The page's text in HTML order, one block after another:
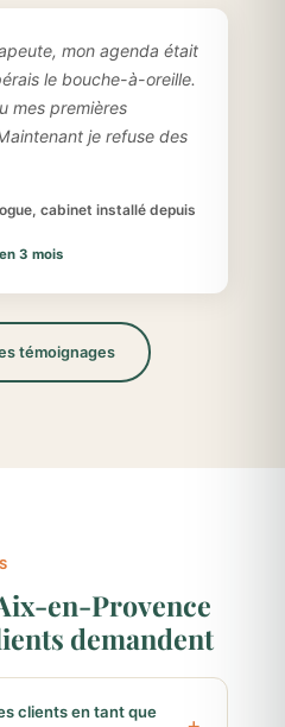
mon agenda était
le bouche-à-oreille.
mes premières
je refuse des
cabinet installé depuis
3 mois
témoignages
en-Provence
demandent
clients en tant que